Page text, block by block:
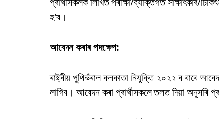
হ'ব।
আবেদন কৰাৰ পদক্ষেপ:
ৰাষ্ট্ৰীয় পুথিভঁৰাল কলকাতা নিযুক্তি ২০২২ ৰ বাবে
লাগিব। আবেদন কৰা প্ৰাৰ্থীসকলে তলত দিয়া অনুসৰি